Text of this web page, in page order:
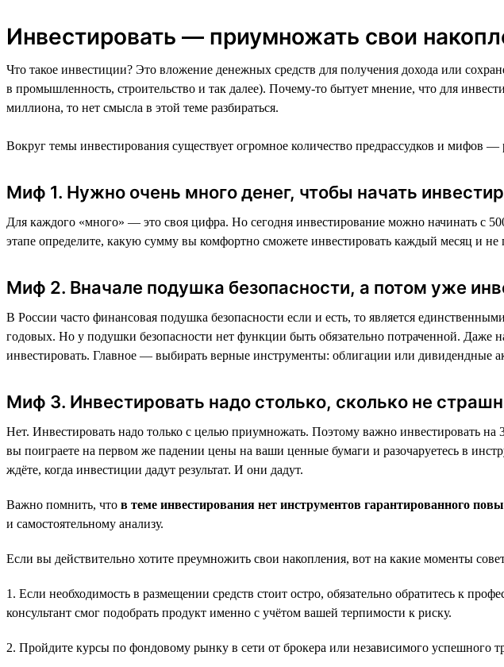
Инвестировать — приумножать свои
Что такое инвестиции? Это вложение денежных средств для получения дохода или
в промышленность, строительство и так далее). Почему-то бытует мнение, что для
миллиона, то нет смысла в этой теме разбираться.
Вокруг темы инвестирования существует огромное количество предрассудков и мифов —
Миф 1. Нужно очень много денег, чтобы начать
Для каждого «много» — это своя цифра. Но сегодня инвестирование можно начинать с
этапе определите, какую сумму вы комфортно сможете инвестировать каждый месяц и не
Миф 2. Вначале подушка безопасности, а потом уже
В России часто финансовая подушка безопасности если и есть, то является
годовых. Но у подушки безопасности нет функции быть обязательно потраченной.
инвестировать. Главное — выбирать верные инструменты: облигации или дивидендные
Миф 3. Инвестировать надо столько, сколько не
Нет. Инвестировать надо только с целью приумножать. Поэтому важно инвестировать
вы поиграете на первом же падении цены на ваши ценные бумаги и разочаруетесь в
ждёте, когда инвестиции дадут результат. И они дадут.
Важно помнить, что в теме инвестирования нет инструментов гарантированного
и самостоятельному анализу.
Если вы действительно хотите преумножить свои накопления, вот на какие моменты
1. Если необходимость в размещении средств стоит остро, обязательно обратитесь к
консультант смог подобрать продукт именно с учётом вашей терпимости к риску.
2. Пройдите курсы по фондовому рынку в сети от брокера или независимого успешного